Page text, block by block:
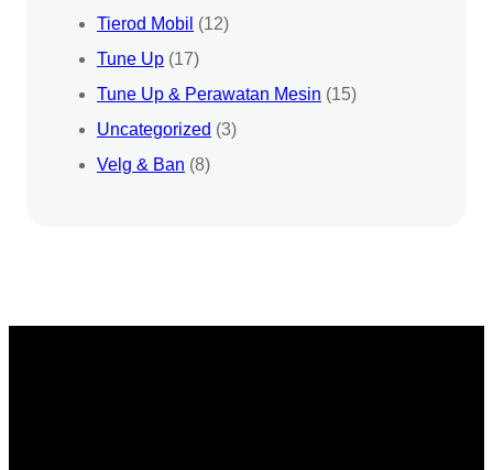
Tierod Mobil (12)
Tune Up (17)
Tune Up & Perawatan Mesin (15)
Uncategorized (3)
Velg & Ban (8)